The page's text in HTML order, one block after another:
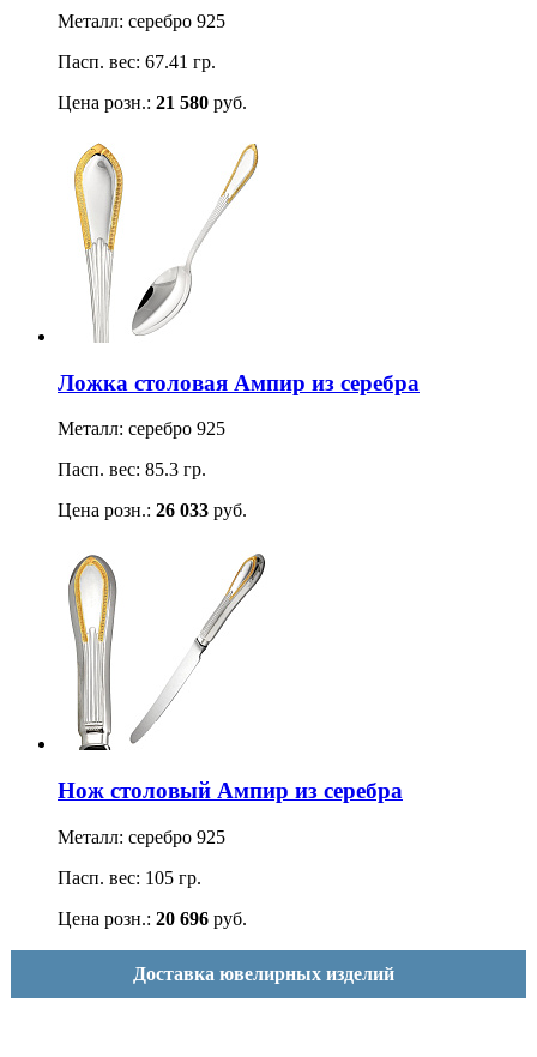
Металл: серебро 925
Пасп. вес: 67.41 гр.
Цена розн.: 21 580 руб.
Ложка столовая Ампир из серебра
Металл: серебро 925
Пасп. вес: 85.3 гр.
Цена розн.: 26 033 руб.
Нож столовый Ампир из серебра
Металл: серебро 925
Пасп. вес: 105 гр.
Цена розн.: 20 696 руб.
Доставка ювелирных изделий